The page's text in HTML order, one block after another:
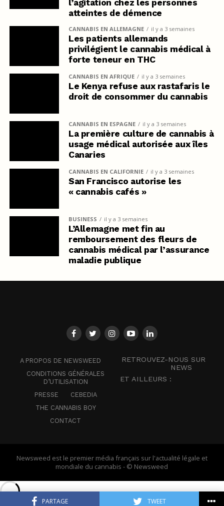
PARTAGE TWEET
l’agitation chez les personnes
atteintes de démence
CANNABIS EN ALLEMAGNE il y a 3 semaines
Les patients allemands
privilégient le cannabis médical à
forte teneur en THC
CANNABIS EN AFRIQUE il y a 3 semaines
Le Kenya refuse aux rastafaris le
droit de consommer du cannabis
CANNABIS EN ESPAGNE il y a 3 semaines
La première culture de cannabis à
usage médical autorisée aux îles
Canaries
CANNABIS EN CALIFORNIE il y a 3 semaines
San Francisco autorise les
« cannabis cafés »
BUSINESS il y a 3 semaines
L’Allemagne met fin au
remboursement des fleurs de
cannabis médical par l’assurance
maladie publique
A PROPOS DE NEWSWEED
CONDITIONS GÉNÉRALES
D’UTILISATION
PRESSE
CEBEDIA
THE CANNABIS BOY
CONTACT
RETROUVEZ-NOUS SUR
NEWS
ET AILLEURS :
Newsweed est le premier média français sur l'actualité légale et
mondiale du cannabis - © Newsweed